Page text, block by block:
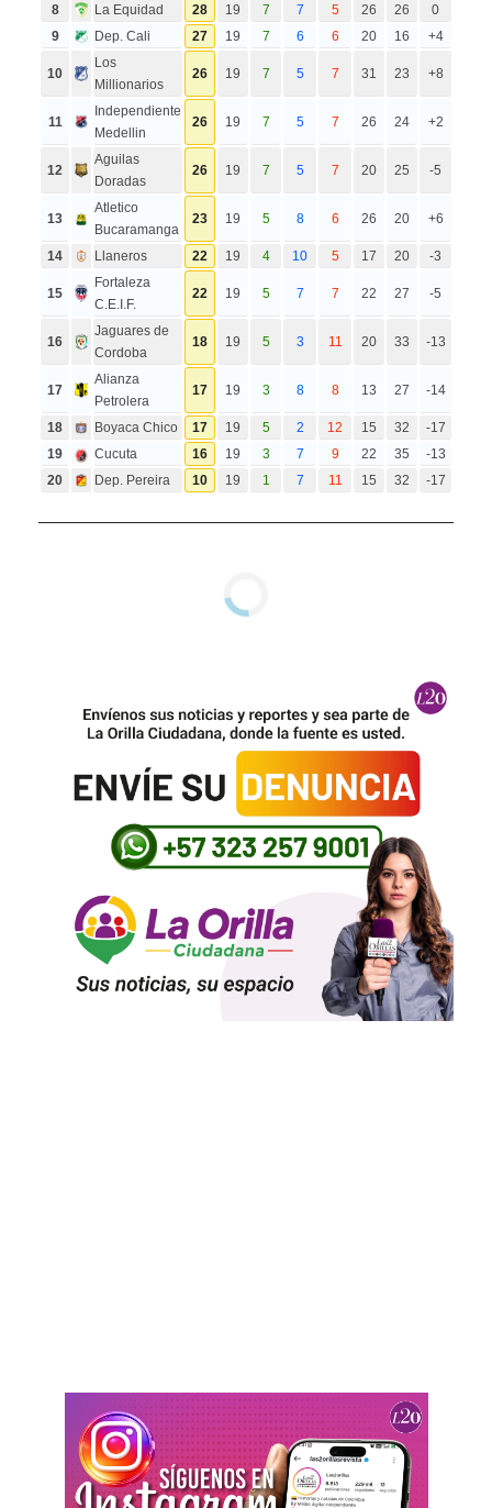
8 La Equidad 28 19 7 7 5 26 26
0
9
Dep. Cali 27 19 7 6 6 20 16 +4
10
Los
Millionarios
26 19 7 5 7 31 23 +8
11
Independiente
Medellin
26 19 7 5 7 26 24 +2
12
Aguilas
Doradas
26 19 7 5 7 20 25 -5
13
Atletico
Bucaramanga
23 19 5 8 6 26 20 +6
14 Llaneros 22 19 4 10 5 17 20 -3
15
Fortaleza
C.E.I.F.
22 19 5 7 7 22 27 -5
16
Jaguares de
Cordoba
18 19 5 3 11 20 33 -13
17
Alianza
Petrolera
17 19 3 8 8 13 27 -14
18 Boyaca Chico 17 19 5 2 12 15 32
-17
19
Cucuta 16 19 3 7 9 22 35
-13
20
Dep. Pereira 10 19 1 7 11 15 32 -17